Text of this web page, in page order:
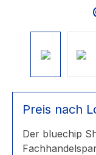
Preis nach
Der bluechip